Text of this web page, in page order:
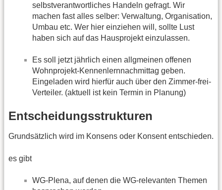
selbstverantwortliches Handeln gefragt. Wir
machen fast alles selber: Verwaltung, Organisation,
Umbau etc. Wer hier einziehen will, sollte Lust
haben sich auf das Hausprojekt einzulassen.
Es soll jetzt jährlich einen allgmeinen offenen
Wohnprojekt-Kennenlernnachmittag geben.
Eingeladen wird hierfür auch über den Zimmer-frei-
Verteiler. (aktuell ist kein Termin in Planung)
Entscheidungsstrukturen
Grundsätzlich wird im Konsens oder Konsent entschieden.
es gibt
WG-Plena, auf denen die WG-relevanten Themen